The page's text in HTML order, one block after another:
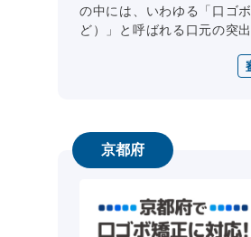
の中には、いわゆる「口ゴ
ど）」と呼ばれる口元の突
前方に突出している状態を
京都府